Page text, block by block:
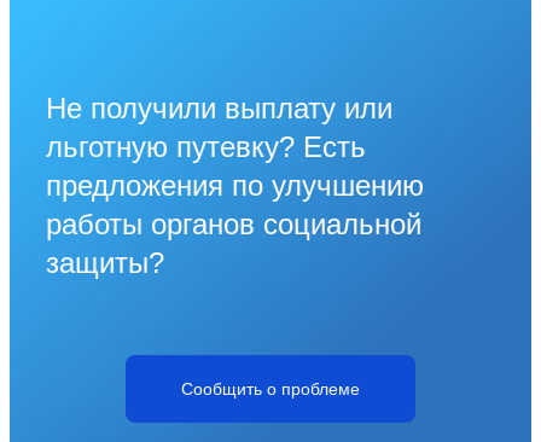
Не получили выплату или
льготную путевку? Есть
предложения по улучшению
работы органов социальной
защиты?
Сообщить о проблеме